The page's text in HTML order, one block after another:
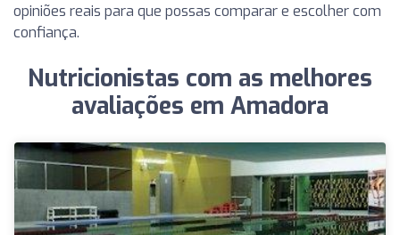
opiniões reais para que possas comparar e escolher com
confiança.
Nutricionistas com as melhores
avaliações em Amadora